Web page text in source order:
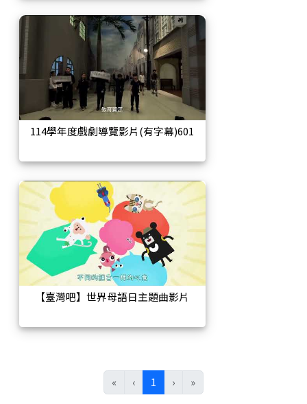
114學年度戲劇導覽影片(有字幕)601
【臺灣吧】世界母語日主題曲影片
« ‹ 1 (目前頁次)
› »